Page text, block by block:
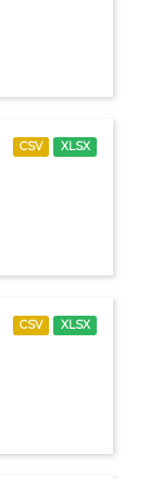
CSV XLSX
CSV XLSX